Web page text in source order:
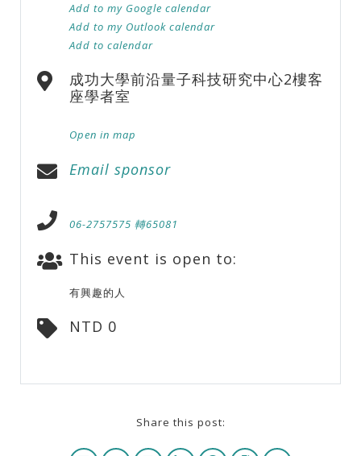
Add to my Google calendar
Add to my Outlook calendar
Add to calendar
成功大學前沿量子科技研究中心2樓客
座學者室
Open in map
Email sponsor
06-2757575 轉65081
This event is open to:
有興趣的人
NTD 0
Share this post: